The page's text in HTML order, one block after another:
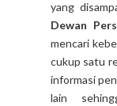
yang
Dewan
mencari
cukup satu
informasi
lain